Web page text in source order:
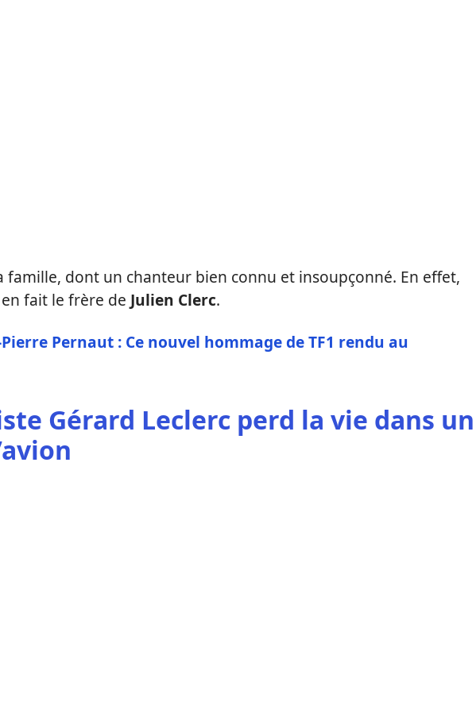
famille, dont un chanteur bien connu et insoupçonné. En effet,
fait le frère de Julien Clerc.
Pierre Pernaut : Ce nouvel hommage de TF1 rendu au
Gérard Leclerc perd la vie dans un